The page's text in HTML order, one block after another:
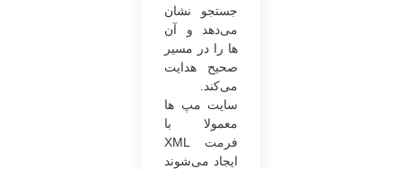
جستجو نشان
می‌دهد و آن
ها را در مسیر
صحیح هدایت
می‌کند.
سایت مپ ها
معمولا با
فرمت XML
ایجاد می‌شوند